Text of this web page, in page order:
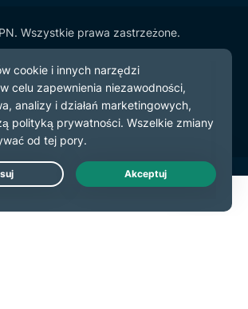
Wszystkie prawa zastrzeżone.
cookie
Live Chat